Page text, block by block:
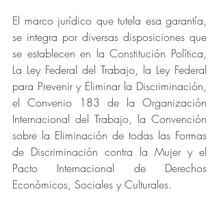
El marco jurídico que tutela esa garantía,
se integra por diversas disposiciones que
se establecen en la Constitución Política,
La Ley Federal del Trabajo, la Ley Federal
para Prevenir y Eliminar la Discriminación,
el Convenio 183 de la Organización
Internacional del Trabajo, la Convención
sobre la Eliminación de todas las Formas
de Discriminación contra la Mujer y el
Pacto Internacional de Derechos
Económicos, Sociales y Culturales.